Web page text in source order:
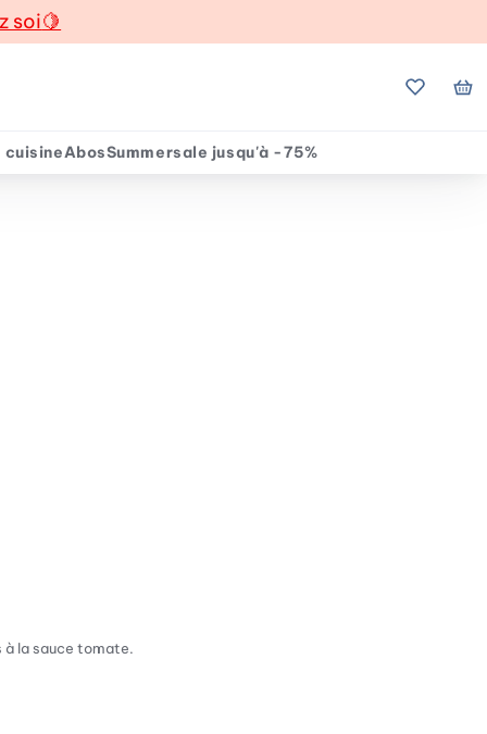
soi🍋
Mes
cuisineAbosSummersale jusqu'à -75%
à la sauce tomate.